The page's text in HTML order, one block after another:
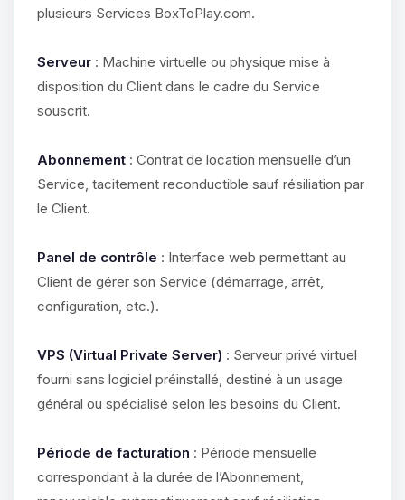
plusieurs Services BoxToPlay.com.
Serveur : Machine virtuelle ou physique mise à
disposition du Client dans le cadre du Service
souscrit.
Abonnement : Contrat de location mensuelle d’un
Service, tacitement reconductible sauf résiliation par
le Client.
Panel de contrôle : Interface web permettant au
Client de gérer son Service (démarrage, arrêt,
configuration, etc.).
VPS (Virtual Private Server) : Serveur privé virtuel
fourni sans logiciel préinstallé, destiné à un usage
général ou spécialisé selon les besoins du Client.
Période de facturation : Période mensuelle
correspondant à la durée de l’Abonnement,
Youpi, enfin quelqu’un pour me